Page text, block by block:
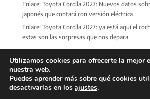
Enlace: Toyota Corolla 2027: Nuevos datos
japonés que contará con versión eléctrica
Enlace: Toyota Corolla 2027: ya está aquí el
estas son las sorpresas que nos depara
Utilizamos cookies para ofrecerte la mejor
nuestra web.
Puedes aprender más sobre qué cookies
desactivarlas en los ajustes.